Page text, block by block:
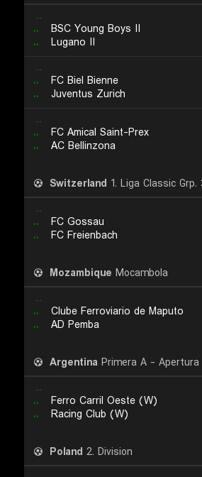
...
.. BSC Young Boys II
.. Lugano II
...
.. FC Biel Bienne
.. Juventus Zurich
...
.. FC Amical Saint-Prex
.. AC Bellinzona
Switzerland 1. Liga Classic Grp.
...
.. FC Gossau
.. FC Freienbach
Mozambique Mocambola
...
.. Clube Ferroviario de Maputo
.. AD Pemba
Argentina Primera A - Apertura
...
.. Ferro Carril Oeste (W)
.. Racing Club (W)
Poland 2. Division